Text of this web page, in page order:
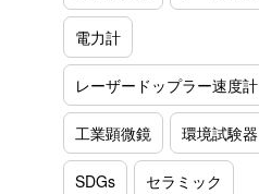
電力計
レーザードップラー速度計
工業顕微鏡 環境試験器
SDGs セラミック